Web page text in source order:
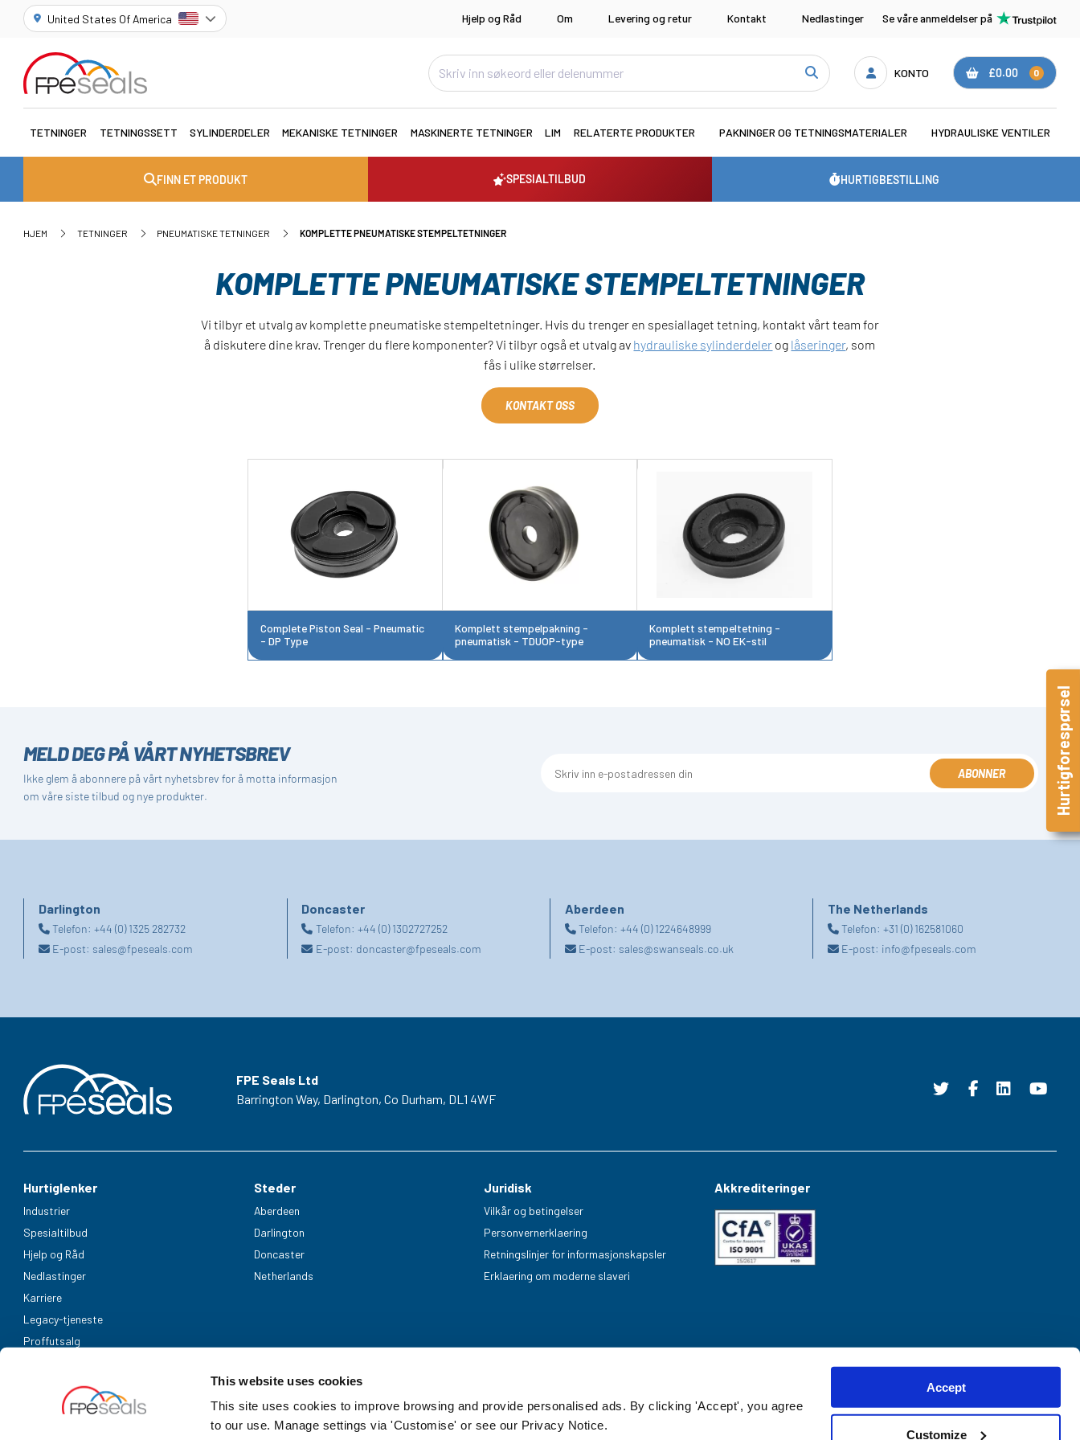
This website uses cookies
This site uses cookies to improve browsing and provide personalised ads. By clicking 'Accept', you agree
to our use. Manage settings via 'Customise' or see our Privacy Notice.
Accept
Customize
United States Of America Hjelp og Råd Om Levering og retur Kontakt Nedlastinger Se våre anmeldelser på
KONTO £0.00 0
TETNINGER TETNINGSSETT SYLINDERDELER MEKANISKE TETNINGER MASKINERTE TETNINGER LIM RELATERTE PRODUKTER PAKNINGER OG TETNINGSMATERIALER HYDRAULISKE VENTILER
FINN ET PRODUKT SPESIALTILBUD HURTIGBESTILLING
HJEM TETNINGER PNEUMATISKE TETNINGER KOMPLETTE PNEUMATISKE STEMPELTETNINGER
KOMPLETTE PNEUMATISKE STEMPELTETNINGER
Vi tilbyr et utvalg av komplette pneumatiske stempeltetninger. Hvis du trenger en spesiallaget tetning, kontakt vårt team for
å diskutere dine krav. Trenger du flere komponenter? Vi tilbyr også et utvalg av hydrauliske sylinderdeler og låseringer, som
fås i ulike størrelser.
KONTAKT OSS
Complete Piston Seal - Pneumatic
- DP Type
Komplett stempelpakning -
pneumatisk - TDUOP-type
Komplett stempeltetning -
pneumatisk - NO EK-stil
MELD DEG PÅ VÅRT NYHETSBREV
Ikke glem å abonnere på vårt nyhetsbrev for å motta informasjon
om våre siste tilbud og nye produkter.
ABONNER
Darlington
Telefon:+44 (0) 1325 282732
E-post: sales@fpeseals.com
Doncaster
Telefon: +44 (0) 1302727252
E-post: doncaster@fpeseals.com
Aberdeen
Telefon: +44 (0) 1224648999
E-post: sales@swanseals.co.uk
The Netherlands
Telefon:+31 (0) 162581060
E-post: info@fpeseals.com
FPE Seals Ltd
Barrington Way, Darlington, Co Durham, DL1 4WF
Hurtiglenker
Industrier
Spesialtilbud
Hjelp og Råd
Nedlastinger
Karriere
Legacy-tjeneste
Proffutsalg
Steder
Aberdeen
Darlington
Doncaster
Netherlands
Juridisk
Vilkår og betingelser
Personvernerklaering
Retningslinjer for informasjonskapsler
Erklaering om moderne slaveri
Akkrediteringer
Hurtigforespørsel